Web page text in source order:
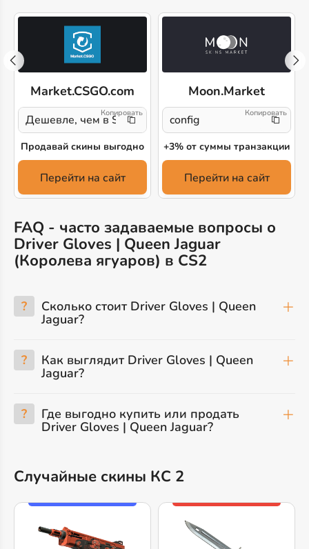
Market.CSGO.com
Дешевле, чем в Steam!
Продавай скины выгодно
Перейти на сайт
Moon.Market
config
+3% от суммы транзакции
Перейти на сайт
FAQ - часто задаваемые вопросы о
Driver Gloves | Queen Jaguar
(Королева ягуаров) в CS2
? Сколько стоит Driver Gloves | Queen
Jaguar?
? Как выглядит Driver Gloves | Queen
Jaguar?
? Где выгодно купить или продать
Driver Gloves | Queen Jaguar?
Случайные скины КС 2